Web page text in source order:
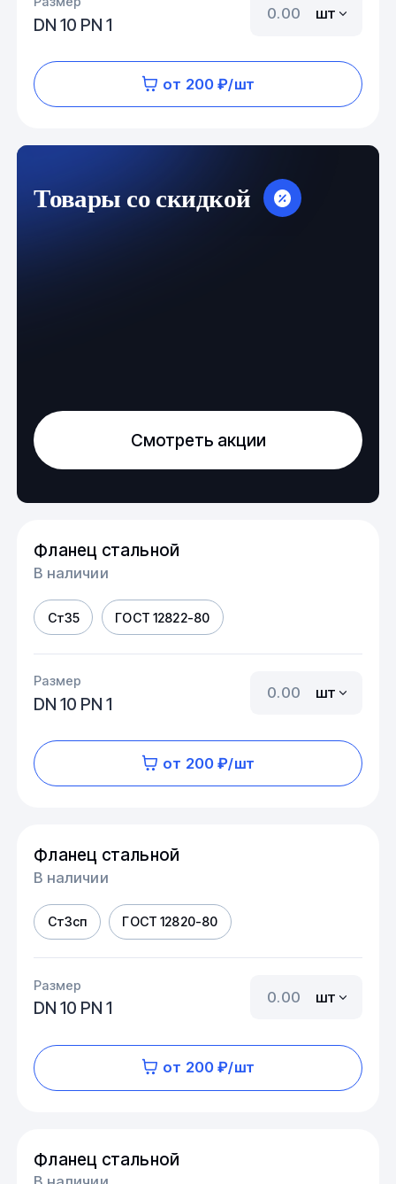
DN 10 PN 1
шт
от 200 ₽/шт
Товары со скидкой
Смотреть акции
Фланец стальной
В наличии
Ст35 ГОСТ 12822-80
Размер
DN 10 PN 1
шт
от 200 ₽/шт
Фланец стальной
В наличии
Ст3сп ГОСТ 12820-80
Размер
DN 10 PN 1
шт
от 200 ₽/шт
Фланец стальной